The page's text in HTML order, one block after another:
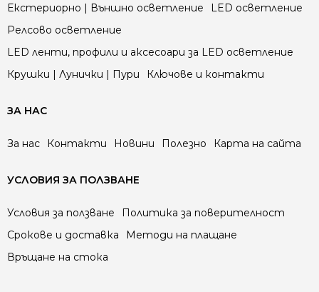
Екстериорно | Външно осветление
LED осветление
Релсово осветление
LED ленти, профили и аксесоари за LED осветление
Крушки | Лунички | Пури
Ключове и контакти
ЗА НАС
За нас Контакти Новини Полезно Карта на сайта
УСЛОВИЯ ЗА ПОЛЗВАНЕ
Условия за ползване
Политика за поверителност
Срокове и доставка
Методи на плащане
Връщане на стока